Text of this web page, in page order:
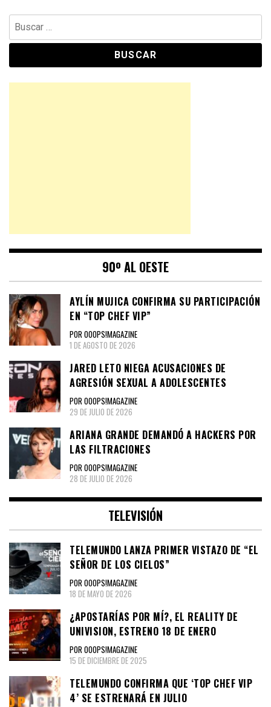
Buscar:
90º AL OESTE
AYLÍN MUJICA CONFIRMA SU PARTICIPACIÓN
EN “TOP CHEF VIP”
POR OOOPS!MAGAZINE
1 DE AGOSTO DE 2026
JARED LETO NIEGA ACUSACIONES DE
AGRESIÓN SEXUAL A ADOLESCENTES
POR OOOPS!MAGAZINE
29 DE JULIO DE 2026
ARIANA GRANDE DEMANDÓ A HACKERS POR
LAS FILTRACIONES
POR OOOPS!MAGAZINE
28 DE JULIO DE 2026
TELEVISIÓN
TELEMUNDO LANZA PRIMER VISTAZO DE “EL
SEÑOR DE LOS CIELOS”
POR OOOPS!MAGAZINE
18 DE MAYO DE 2026
¿APOSTARÍAS POR MÍ?, EL REALITY DE
UNIVISION, ESTRENO 18 DE ENERO
POR OOOPS!MAGAZINE
15 DE DICIEMBRE DE 2025
TELEMUNDO CONFIRMA QUE ‘TOP CHEF VIP
4’ SE ESTRENARÁ EN JULIO